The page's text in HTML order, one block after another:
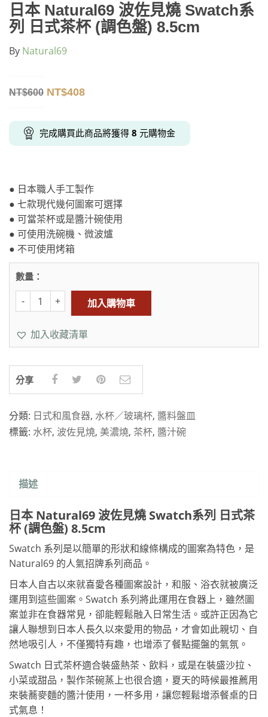
日本 Natural69 波佐見燒 Swatch系
列 日式茶杯 (調色盤) 8.5cm
By Natural69
NT$600 NT$408
完成購買此商品將獲得 8 元購物金
● 日本職人手工製作
● 七款現代幾何圖案可選擇
● 可當茶杯或是醬汁碗使用
● 可使用洗碗機、微波爐
● 不可使用烤箱
數量：
加入購物車
加入收藏清單
分享
分類: 日式和風食器, 水杯／玻璃杯, 醬料盤皿
標籤: 水杯, 波佐見燒, 美濃燒, 茶杯, 醬汁碗
描述
日本 Natural69 波佐見燒 Swatch系列 日式茶
杯 (調色盤) 8.5cm
Swatch 系列是以簡單的形狀和線條構成的圖案為特色，是
Natural69 的人氣招牌系列商品。
日本人自古以來就喜愛各種圖案設計，和服、浴衣就被廣泛
運用到這些圖案。Swatch 系列將此運用在食器上，雖然圖
案並非在食器常見，卻能輕鬆融入日常生活。或許正因為它
讓人聯想到日本人長久以來愛用的物品，才會如此親切、自
然地吸引人，不僅獨特有趣，也增添了餐點擺盤的氣氛。
Swatch 日式茶杯適合裝盛熱茶、飲料，或是在裝盛沙拉、
小菜或甜品，製作茶碗蒸上也很合適，夏天的時候最推薦用
來裝蕎麥麵的醬汁使用，一杯多用，讓您輕鬆增添餐桌的日
式氣息！